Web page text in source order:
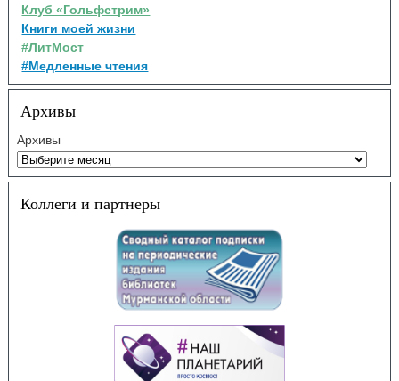
Клуб «Гольфстрим»
Книги моей жизни
#ЛитМост
#Медленные чтения
Архивы
Архивы
Коллеги и партнеры